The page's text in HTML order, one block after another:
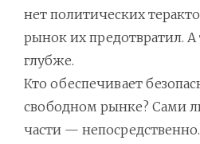
нет политических
рынок их предотвратил.
глубже.
Кто обеспечивает
свободном рынке? Сами
части —